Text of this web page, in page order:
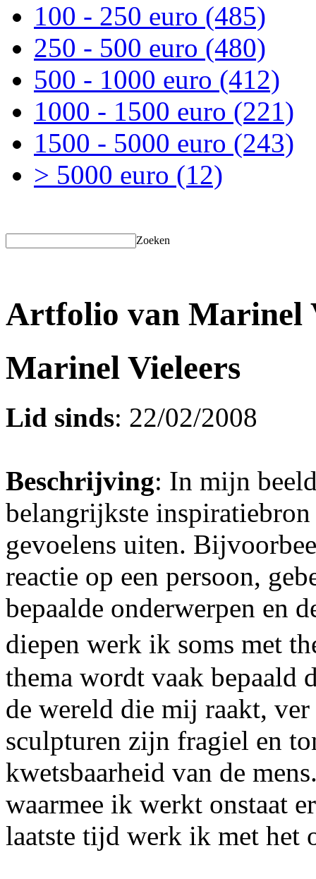
100 - 250 euro (485)
250 - 500 euro (480)
500 - 1000 euro (412)
1000 - 1500 euro (221)
1500 - 5000 euro (243)
> 5000 euro (12)
Zoeken
Artfolio van Marinel
Marinel Vieleers
Lid sinds: 22/02/2008
Beschrijving: In mijn
belangrijkste
gevoelens uiten.
reactie op een persoon,
bepaalde onderwerpen en
diepen werk ik soms met
thema wordt vaak bepaald
de wereld die mij raakt,
sculpturen zijn fragiel en
kwetsbaarheid van de
waarmee ik werkt onstaat
laatste tijd werk ik met het